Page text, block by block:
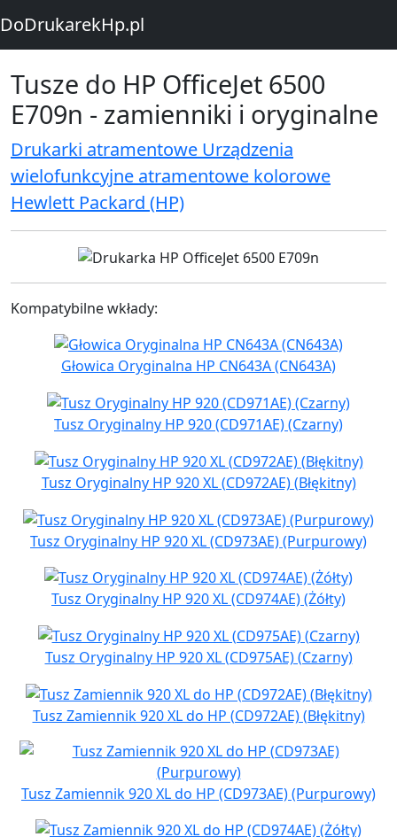
DoDrukarekHp.pl
Tusze do HP OfficeJet 6500
E709n - zamienniki i oryginalne
Drukarki atramentowe Urządzenia
wielofunkcyjne atramentowe kolorowe
Hewlett Packard (HP)
Kompatybilne wkłady:
Głowica Oryginalna HP CN643A (CN643A)
Tusz Oryginalny HP 920 (CD971AE) (Czarny)
Tusz Oryginalny HP 920 XL (CD972AE) (Błękitny)
Tusz Oryginalny HP 920 XL (CD973AE) (Purpurowy)
Tusz Oryginalny HP 920 XL (CD974AE) (Żółty)
Tusz Oryginalny HP 920 XL (CD975AE) (Czarny)
Tusz Zamiennik 920 XL do HP (CD972AE) (Błękitny)
Tusz Zamiennik 920 XL do HP (CD973AE) (Purpurowy)